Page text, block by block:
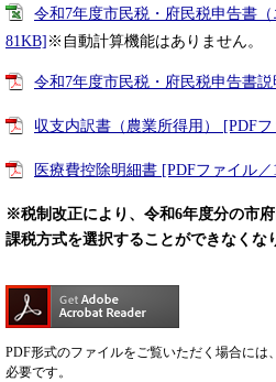
令和7年度市民税・府民税申告書
81KB] ※自動計算機能はありません。
令和7年度市民税・府民税申告書
収支内訳書（農業所得用） [PDF
医療費控除明細書 [PDFファイル／
※税制改正により、令和6年度分の市
課税方式を選択することができなくな
PDF形式のファイルをご覧いただく場合には
必要です。